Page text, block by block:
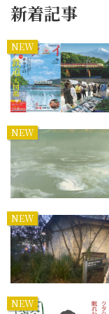
新着記事
NEW
NEW
NEW
NEW